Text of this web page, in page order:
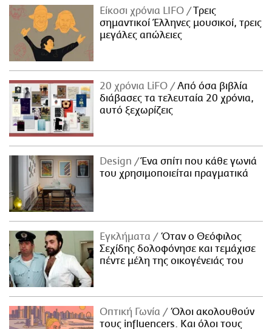
Είκοσι χρόνια LIFO
Tρεις
σημαντικοί Έλληνες μουσικοί, τρεις
μεγάλες απώλειες
20 χρόνια LiFO
Από όσα βιβλία
διάβασες τα τελευταία 20 χρόνια,
αυτό ξεχωρίζεις
Design
Ένα σπίτι που κάθε γωνιά
του χρησιμοποιείται πραγματικά
Εγκλήματα
Όταν ο Θεόφιλος
Σεχίδης δολοφόνησε και τεμάχισε
πέντε μέλη της οικογένειάς του
Οπτική Γωνία
Όλοι ακολουθούν
τους influencers. Και όλοι τους